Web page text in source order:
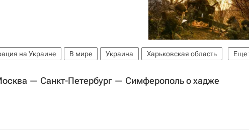
Еще
на Украине В мире Украина
Харьковская область
Министерство обороны РФ (Минобороны РФ)
— Санкт-Петербург — Симферополь о хадже